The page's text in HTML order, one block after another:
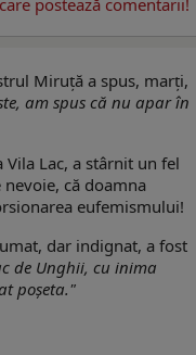
postează comentarii!
Miruță a spus, marți,
am spus că nu apar în
Lac, a stârnit un fel
că doamna
eufemismului!
dar indignat, a fost
de Unghii, cu inima
poșeta."